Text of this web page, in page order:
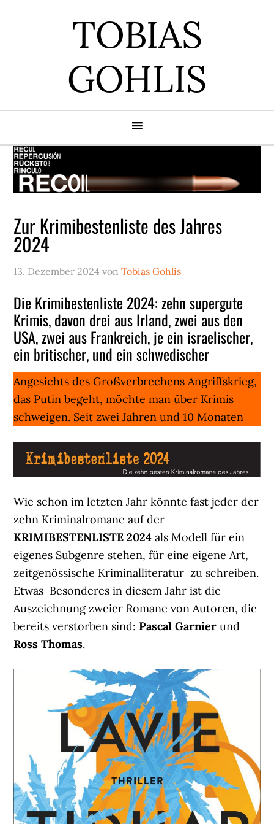
TOBIAS
GOHLIS
Zur Krimibestenliste des Jahres
2024
13. Dezember 2024 vonTobias Gohlis
Die Krimibestenliste 2024: zehn supergute
Krimis, davon drei aus Irland, zwei aus den
USA, zwei aus Frankreich, je ein israelischer,
ein britischer, und ein schwedischer
Angesichts des Großverbrechens Angriffskrieg,
das Putin begeht, möchte man über Krimis
schweigen. Seit zwei Jahren und 10 Monaten
Wie schon im letzten Jahr könnte fast jeder der
zehn Kriminalromane auf der
KRIMIBESTENLISTE 2024 als Modell für ein
eigenes Subgenre stehen, für eine eigene Art,
zeitgenössische Kriminalliteratur zu schreiben.
Etwas Besonderes in diesem Jahr ist die
Auszeichnung zweier Romane von Autoren, die
bereits verstorben sind:Pascal Garnier und
Ross Thomas.